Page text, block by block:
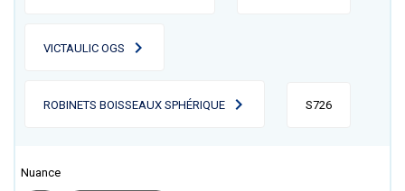
VICTAULIC OGS
ROBINETS BOISSEAUX SPHÉRIQUE S726
Nuance